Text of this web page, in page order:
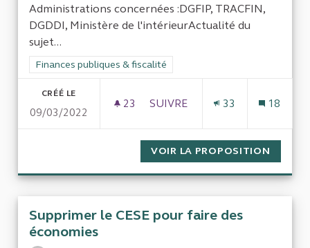
Administrations concernées :DGFIP, TRACFIN,
DGDDI, Ministère de l'intérieurActualité du
sujet...
Filtrer les résultats de la catégorie : Finances publiques &
Finances publiques & fiscalité
CRÉÉ LE
09/03/2022
23 23 ABONNÉS
SUIVRE
33 18
VOIR LA PROPOSITION
Supprimer le CESE pour faire des
économies